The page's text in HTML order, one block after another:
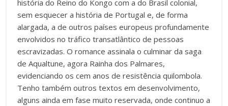
história do Reino do Kongo com a do Brasil colonial,
sem esquecer a história de Portugal e, de forma
alargada, a de outros países europeus profundamente
envolvidos no tráfico transatlântico de pessoas
escravizadas. O romance assinala o culminar da saga
de Aqualtune, agora Rainha dos Palmares,
evidenciando os cem anos de resistência quilombola.
Tenho também outros textos em desenvolvimento,
alguns ainda em fase muito reservada, onde continuo a